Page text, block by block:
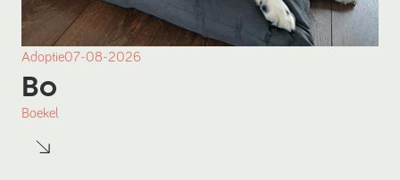
Adoptie07-08-2026
Bo
Boekel